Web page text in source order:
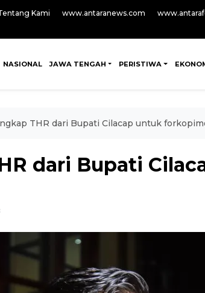
Kami www.antaranews.com
NASIONAL JAWA TENGAH PERISTIWA
THR dari Bupati Cilacap untuk
dari Bupati